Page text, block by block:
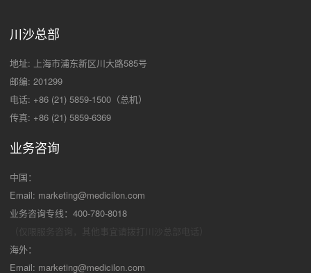
川沙总部
地址: 上海市浦东新区川大路585号
邮编: 201299
电话: +86 (21) 5859-1500（总机）
传真: +86 (21) 5859-6369
业务咨询
中国：
Email: marketing@medicilon.com
业务咨询专线：400-780-8018
海外：
Email: marketing@medicilon.com